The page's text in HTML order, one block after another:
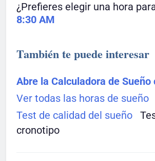
¿Prefieres elegir una hora
8:30 AM
También te puede interesar
Abre la Calculadora de Sueño
Ver todas las horas de sueño
Test de calidad del sueño
cronotipo